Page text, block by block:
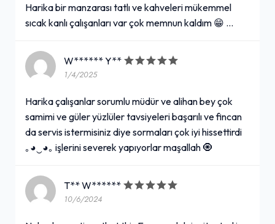
Harika bir manzarası tatlı ve kahveleri mükemmel
sıcak kanlı çalışanları var çok memnun kaldım 😁 …
W****** Y**
1/4/2025
Harika çalışanlar sorumlu müdür ve alihan bey çok
samimi ve güler yüzlüler tavsiyeleri başarılı ve fincan
da servis istermisiniz diye sormaları çok iyi hissettirdi
｡⁠◕⁠‿⁠◕⁠｡ işlerini severek yapıyorlar maşallah 🧿
T** W******
10/6/2024